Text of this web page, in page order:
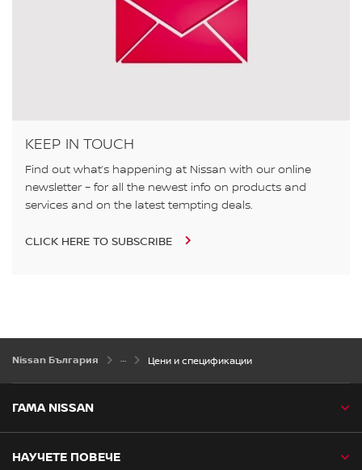
KEEP IN TOUCH
Find out what’s happening at Nissan with our online
newsletter – for all the newest info on products and
services and on the latest tempting deals.
CLICK HERE TO SUBSCRIBE
Nissan България Цени и спецификации
ГАМА NISSAN
НАУЧЕТЕ ПОВЕЧЕ